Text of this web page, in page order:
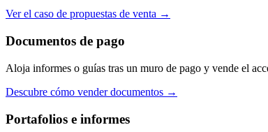
Ver el caso de propuestas de venta →
Documentos de pago
Aloja informes o guías tras un muro de pago y vende el
Descubre cómo vender documentos →
Portafolios e informes